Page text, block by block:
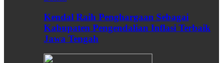
Kendal Raih Penghargaan Sebagai
Kabupaten Pengendalian Inflasi Terbaik
Jawa Tengah